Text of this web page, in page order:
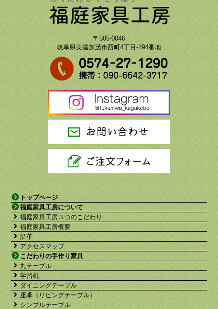
〒505-0046
岐阜県美濃加茂市西町4丁目-194番地
トップページ
福庭家具工房について
福庭家具工房３つのこだわり
福庭家具工房概要
沿革
アクセスマップ
こだわりの手作り家具
丸テーブル
学習机
ダイニングテーブル
座卓（リビングテーブル）
シンプルテーブル